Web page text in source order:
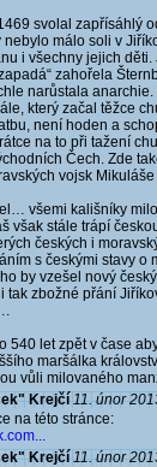
svolal zapřísáhlý
nebylo málo soli v
i všechny jejich
zahořela
narůstala
který začal těžce
není hoden a
na to při tažení
Čech. Zde
vojsk
všemi kališníky
však stále trápí
českých i
s českými stavy
by vzešel nový
tak zbožné přání
540 let zpět v čase
maršálka
vůli milovaného
Krejčí 11. únor
na této stránce:
Krejčí 11. únor